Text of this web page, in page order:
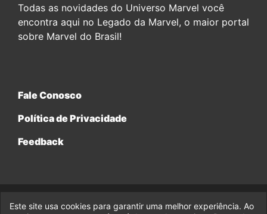
Todas as novidades do Universo Marvel você
encontra aqui no Legado da Marvel, o maior portal
sobre Marvel do Brasil!
Fale Conosco
Política de Privacidade
Feedback
© 2017-2026 Legado da Marvel, uma empresa da Legado
Este site usa cookies para garantir uma melhor experiência. Ao